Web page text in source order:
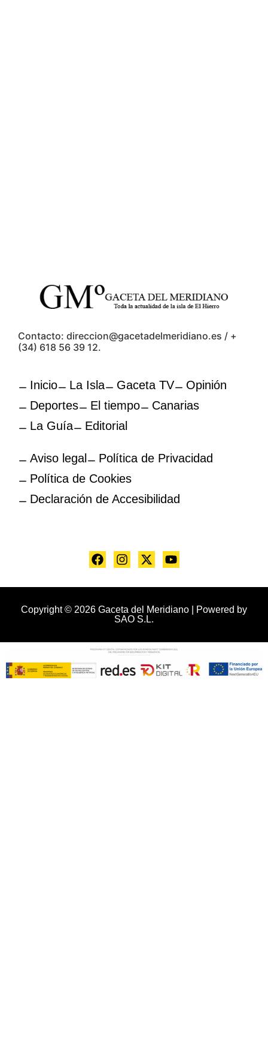
Contacto: direccion@gacetadelmeridiano.es / +
(34) 618 56 39 12.
Inicio La Isla Gaceta TV
Opinión
Deportes
El tiempo
Canarias
La Guía
Editorial
Aviso legal
Política de Privacidad
Política de Cookies
Declaración de Accesibilidad
Copyright © 2026 Gaceta del Meridiano | Powered by
SAO S.L.